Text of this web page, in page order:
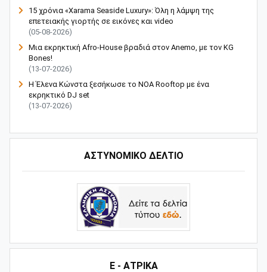
15 χρόνια «Xarama Seaside Luxury»: Όλη η λάμψη της
επετειακής γιορτής σε εικόνες και video
(05-08-2026)
Μια εκρηκτική Afro-House βραδιά στον Anemo, με τον KG
Bones!
(13-07-2026)
Η Έλενα Κώνστα ξεσήκωσε το NOA Rooftop με ένα
εκρηκτικό DJ set
(13-07-2026)
ΑΣΤΥΝΟΜΙΚΟ ΔΕΛΤΙΟ
Ε - ΑΤΡΙΚΑ